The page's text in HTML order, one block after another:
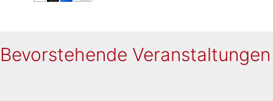
Bevorstehende Veranstaltungen